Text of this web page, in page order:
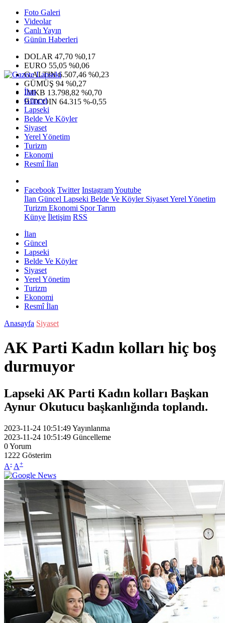
Foto Galeri
Videolar
Canlı Yayın
Günün Haberleri
DOLAR 47,70 %0,17
EURO 55,05 %0,06
G.ALTIN6.507,46 %0,23
GÜMÜŞ 94 %0,27
IMKB 13.798,82 %0,70
BITCOIN 64.315 %-0,55
İlan
Güncel
Lapseki
Belde Ve Köyler
Siyaset
Yerel Yönetim
Turizm
Ekonomi
Resmî İlan
Facebook Twitter InstagramYoutube
İlan Güncel Lapseki Belde Ve KöylerSiyasetYerel Yönetim
Turizm Ekonomi SporTarım
Künye İletişim RSS
İlan
Güncel
Lapseki
Belde Ve Köyler
Siyaset
Yerel Yönetim
Turizm
Ekonomi
Resmî İlan
Anasayfa Siyaset
AK Parti Kadın kolları hiç boş
durmuyor
Lapseki AK Parti Kadın kolları Başkan
Aynur Okutucu başkanlığında toplandı.
2023-11-24 10:51:49Yayınlanma
2023-11-24 10:51:49 Güncelleme
0Yorum
1222 Gösterim
A- A+